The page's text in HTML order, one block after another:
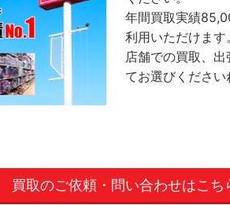
年間買取実績
利用いただけます
店舗での買取、
てお選びください
買取のご依頼・問い合わせはこち